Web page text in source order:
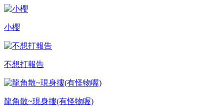
小櫻
不想打報告
龍角散~現身摟(有怪物喔)